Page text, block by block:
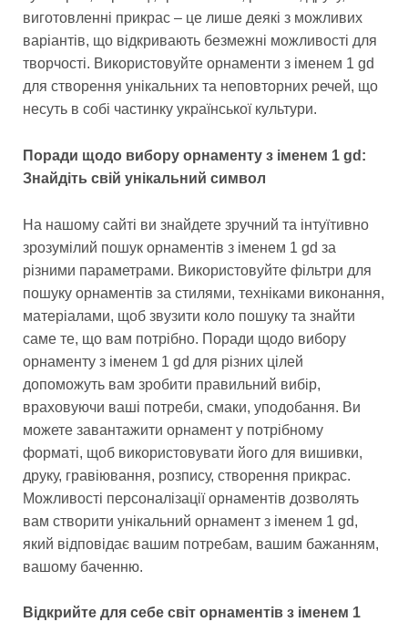
виготовленні прикрас – це лише деякі з можливих
варіантів, що відкривають безмежні можливості для
творчості. Використовуйте орнаменти з іменем 1 gd
для створення унікальних та неповторних речей, що
несуть в собі частинку української культури.
Поради щодо вибору орнаменту з іменем 1 gd:
Знайдіть свій унікальний символ
На нашому сайті ви знайдете зручний та інтуїтивно
зрозумілий пошук орнаментів з іменем 1 gd за
різними параметрами. Використовуйте фільтри для
пошуку орнаментів за стилями, техніками виконання,
матеріалами, щоб звузити коло пошуку та знайти
саме те, що вам потрібно. Поради щодо вибору
орнаменту з іменем 1 gd для різних цілей
допоможуть вам зробити правильний вибір,
враховуючи ваші потреби, смаки, уподобання. Ви
можете завантажити орнамент у потрібному
форматі, щоб використовувати його для вишивки,
друку, гравіювання, розпису, створення прикрас.
Можливості персоналізації орнаментів дозволять
вам створити унікальний орнамент з іменем 1 gd,
який відповідає вашим потребам, вашим бажанням,
вашому баченню.
Відкрийте для себе світ орнаментів з іменем 1